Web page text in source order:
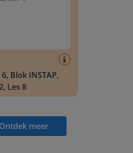
Blok INSTAP,
Les 8
Ontdek meer